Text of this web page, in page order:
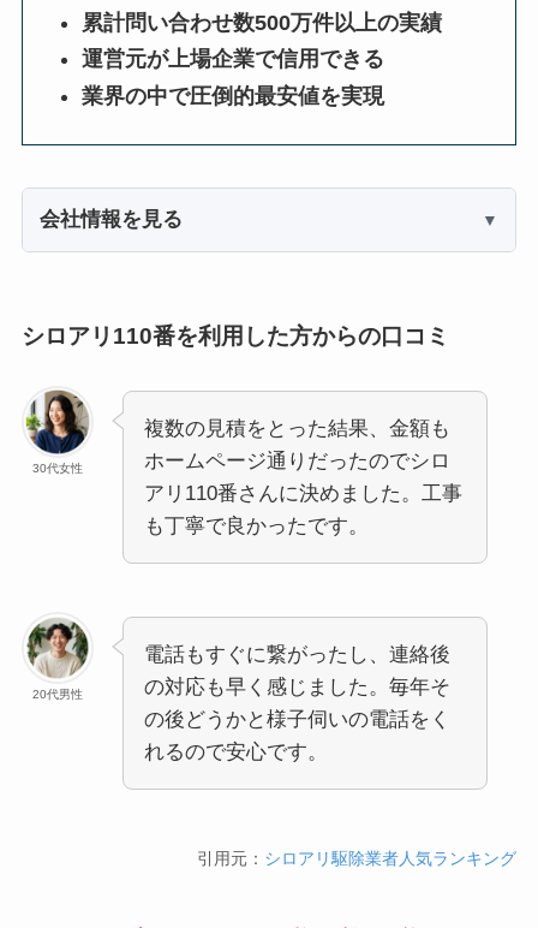
累計問い合わせ数500万件以上の実績
運営元が上場企業で信用できる
業界の中で圧倒的最安値を実現
会社情報を見る
シロアリ110番を利用した方からの口コミ
30代女性
複数の見積をとった結果、金額も
ホームページ通りだったのでシロ
アリ110番さんに決めました。工事
も丁寧で良かったです。
20代男性
電話もすぐに繋がったし、連絡後
の対応も早く感じました。毎年そ
の後どうかと様子伺いの電話をく
れるので安心です。
引用元： シロアリ駆除業者人気ランキング